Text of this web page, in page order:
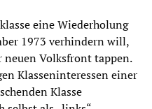
eine Wiederholung
1973 verhindern will,
Volksfront tappen.
Klasseninteressen einer
Klasse